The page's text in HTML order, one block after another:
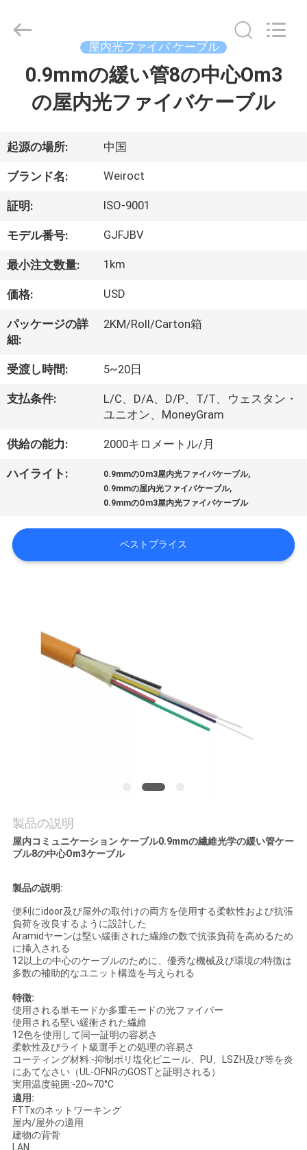
ロ
ダ
ク
ト
達
に
つ
い
工
行
絡
し
な
さ
い
ニ
ュ
ー
ス
場
2021
Communication
屋内光ファイバ ケーブル
0.9mmの緩い管8の中心Om3
の屋内光ファイバケーブル
起源の場所: 中国
ブランド名: Weiroct
証明: ISO-9001
モデル番号: GJFJBV
最小注文数量: 1km
価格: USD
パッケージの詳
細:
2KM/Roll/Carton箱
受渡し時間: 5~20日
支払条件:
L/C、D/A、D/P、T/T、ウェスタン・
ユニオン、MoneyGram
供給の能力: 2000キロメートル/月
ハイライト: 0.9mmのOm3屋内光ファイバケーブル,
0.9mmの屋内光ファイバケーブル,
0.9mmのOm3屋内光ファイバケーブル
ベストプライス
製品の説明
屋内コミュニケーション ケーブル0.9mmの繊維光学の緩い管ケー
ブル8の中心Om3ケーブル
製品の説明:
便利にidoor及び屋外の取付けの両方を使用する柔軟性および抗張
負荷を改良するように設計した
Aramidヤーンは堅い緩衝された繊維の数で抗張負荷を高めるため
に挿入される
12以上の中心のケーブルのために、優秀な機械及び環境の特徴は
多数の補助的なユニット構造を与えられる
特徴:
使用される単モードか多重モードの光ファイバー
使用される堅い緩衝された繊維
12色を使用して同一証明の容易さ
柔軟性及びライト級選手との処理の容易さ
コーティング材料:-抑制ポリ塩化ビニール、PU、LSZH及び等を炎
にあてなさい（UL-OFNRのGOSTと証明される）
実用温度範囲:-20~70°C
適用:
FTTxのネットワーキング
屋内/屋外の適用
建物の背骨
LAN